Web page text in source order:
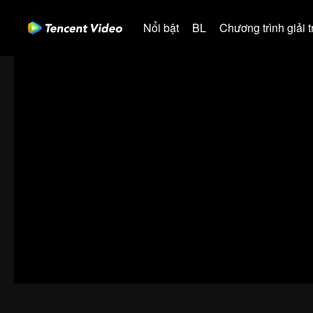
Nổi bật BL Chương trình giải